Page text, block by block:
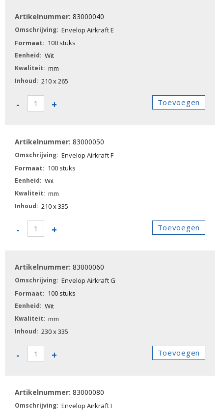
D
aantal
83000040
Envelop Airkraft E
100 stuks
Wit
mm
210 x 265
-
83000040
E
aantal
+ Toevoegen
83000050
Envelop Airkraft F
100 stuks
Wit
mm
210 x 335
-
83000050
F
aantal
+ Toevoegen
83000060
Envelop Airkraft G
100 stuks
Wit
mm
230 x 335
-
83000060
G
aantal
+ Toevoegen
83000080
Envelop Airkraft I